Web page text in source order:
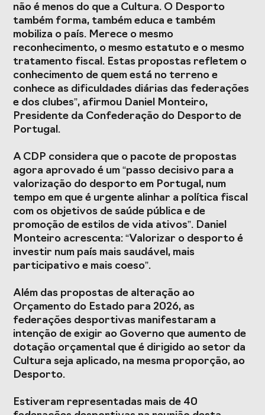
não é menos do que a Cultura. O Desporto
também forma, também educa e também
mobiliza o país. Merece o mesmo
reconhecimento, o mesmo estatuto e o mesmo
tratamento fiscal. Estas propostas refletem o
conhecimento de quem está no terreno e
conhece as dificuldades diárias das federações
e dos clubes”, afirmou Daniel Monteiro,
Presidente da Confederação do Desporto de
Portugal.
A CDP considera que o pacote de propostas
agora aprovado é um “passo decisivo para a
valorização do desporto em Portugal, num
tempo em que é urgente alinhar a política fiscal
com os objetivos de saúde pública e de
promoção de estilos de vida ativos”. Daniel
Monteiro acrescenta: “Valorizar o desporto é
investir num país mais saudável, mais
participativo e mais coeso”.
Além das propostas de alteração ao
Orçamento do Estado para 2026, as
federações desportivas manifestaram a
intenção de exigir ao Governo que aumento de
dotação orçamental que é dirigido ao setor da
Cultura seja aplicado, na mesma proporção, ao
Desporto.
Estiveram representadas mais de 40